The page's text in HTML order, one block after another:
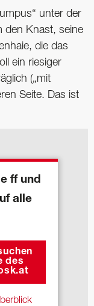
unter der
den Knast, seine
die das
ein riesiger
(„mit
Seite. Das ist
ff und
alle
des